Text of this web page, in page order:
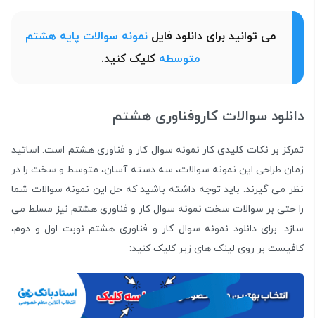
می توانید برای دانلود فایل نمونه سوالات پایه هشتم
متوسطه کلیک کنید.
دانلود سوالات کاروفناوری هشتم
تمرکز بر نکات کلیدی کار نمونه سوال کار و فناوری هشتم است. اساتید
زمان طراحی این نمونه سوالات، سه دسته آسان، متوسط و سخت را در
نظر می گیرند. باید توجه داشته باشید که حل این نمونه سوالات شما
را حتی بر سوالات سخت نمونه سوال کار و فناوری هشتم نیز مسلط می
سازد. برای دانلود نمونه سوال کار و فناوری هشتم نوبت اول و دوم،
کافیست بر روی لینک های زیر کلیک کنید: